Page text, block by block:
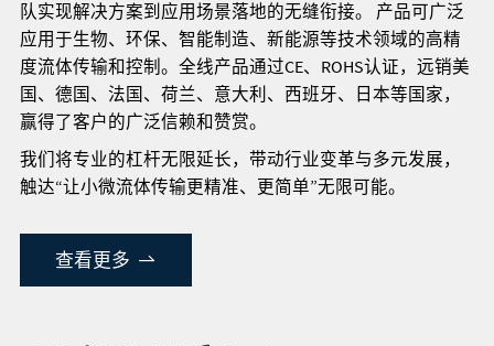
队实现解决方案到应用场景落地的无缝衔接。 产品可广泛
应用于生物、环保、智能制造、新能源等技术领域的高精
度流体传输和控制。全线产品通过CE、ROHS认证，远销美
国、德国、法国、荷兰、意大利、西班牙、日本等国家，
赢得了客户的广泛信赖和赞赏。
我们将专业的杠杆无限延长，带动行业变革与多元发展，
触达“让小微流体传输更精准、更简单”无限可能。
查看更多